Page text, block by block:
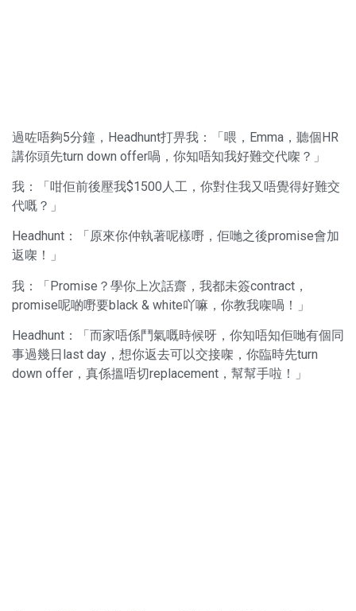
過咗唔夠5分鐘，Headhunt打畀我：「喂，Emma，聽個HR
講你頭先turn down offer喎，你知唔知我好難交代㗎？」
我：「咁佢前後壓我$1500人工，你對住我又唔覺得好難交
代嘅？」
Headhunt：「原來你仲執著呢樣嘢，佢哋之後promise會加
返㗎！」
我：「Promise？學你上次話齋，我都未簽contract，
promise呢啲嘢要black & white吖嘛，你教我㗎喎！」
Headhunt：「而家唔係鬥氣嘅時候呀，你知唔知佢哋有個同
事過幾日last day，想你返去可以交接㗎，你臨時先turn
down offer，真係搵唔切replacement，幫幫手啦！」